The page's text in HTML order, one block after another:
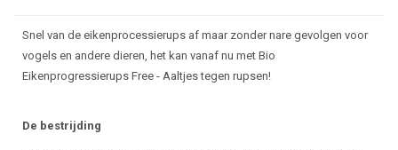
Beschrijving
Snel van de eikenprocessierups af maar zonder nare gevolgen voor
vogels en andere dieren, het kan vanaf nu met Bio
Eikenprogressierups Free - Aaltjes tegen rupsen!
De bestrijding